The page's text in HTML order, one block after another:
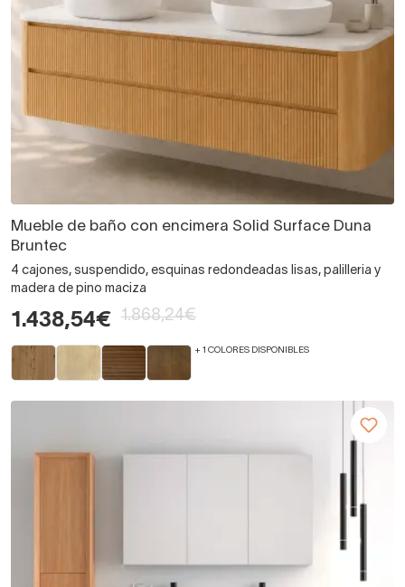
Mueble de baño con encimera Solid Surface Duna
Bruntec
4 cajones, suspendido, esquinas redondeadas lisas, palilleria y
madera de pino maciza
1.438,54€ 1.868,24€
+ 1 COLORES DISPONIBLES